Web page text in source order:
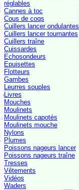
réglables
Cannes à toc
Cous de coqs
Cuillers lancer ondulantes
Cuillers lancer tournantes
Cuillers traîne
Cuissardes
Echosondeurs
Epuisettes
Flotteurs
Gambes
Leurres souples
Livres
Mouches
Moulinets
Moulinets capotés
Moulinets mouche
Nylons
Plumes
Poissons nageurs lancer
Poissons nageurs traîne
Tresses
Vêtements
Vidéos
Waders